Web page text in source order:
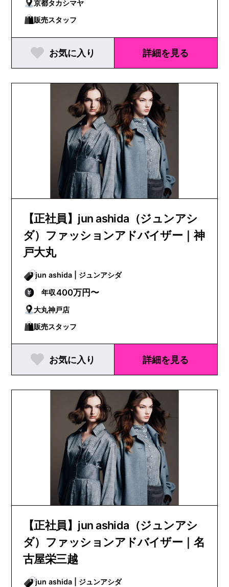
京都タカシマヤ
販売スタッフ
お気に入り 詳細を見る
【正社員】jun ashida（ジュンアシ
ダ）ファッションアドバイザー｜神
戸大丸
jun ashida | ジュンアシダ
年収400万円〜
大丸神戸店
販売スタッフ
お気に入り 詳細を見る
【正社員】jun ashida（ジュンアシ
ダ）ファッションアドバイザー｜名
古屋栄三越
jun ashida | ジュンアシダ